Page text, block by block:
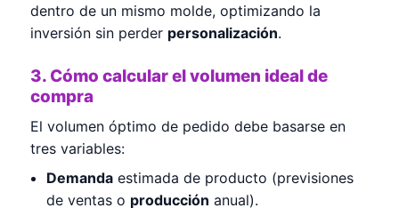
dentro de un mismo molde, optimizando la
inversión sin perder personalización.
3. Cómo calcular el volumen ideal de
compra
El volumen óptimo de pedido debe basarse en
tres variables:
Demanda estimada de producto (previsiones
de ventas o producción anual).